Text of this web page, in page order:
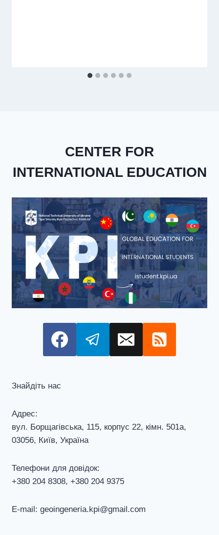
CENTER FOR
INTERNATIONAL EDUCATION
Знайдіть нас
Адрес:
вул. Борщагівська, 115, корпус 22, кiмн. 501а,
03056, Київ, Україна
Телефони для довiдок:
+380 204 8308, +380 204 9375
E-mail: geoingeneria.kpi@gmail.com